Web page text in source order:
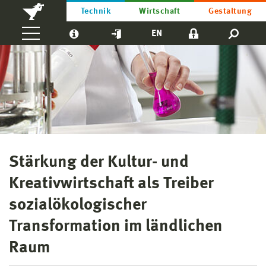
Technik Wirtschaft Gestaltung
EN
Stärkung der Kultur- und
Kreativwirtschaft als Treiber
sozialökologischer
Transformation im ländlichen
Raum